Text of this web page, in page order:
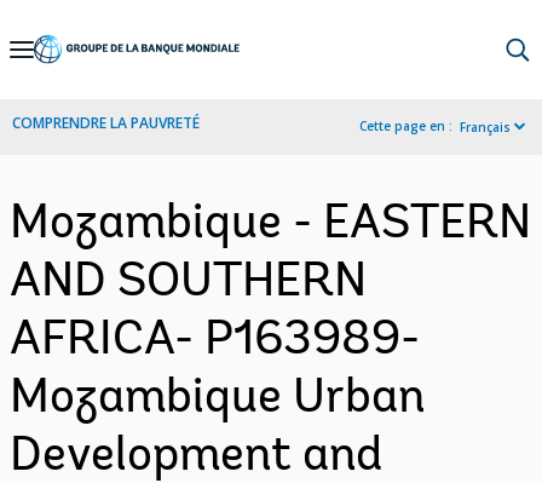
Skip
Navigation
COMPRENDRE LA PAUVRETÉ Cette page en : Français
Mozambique - EASTERN
AND SOUTHERN
AFRICA- P163989-
Mozambique Urban
Development and